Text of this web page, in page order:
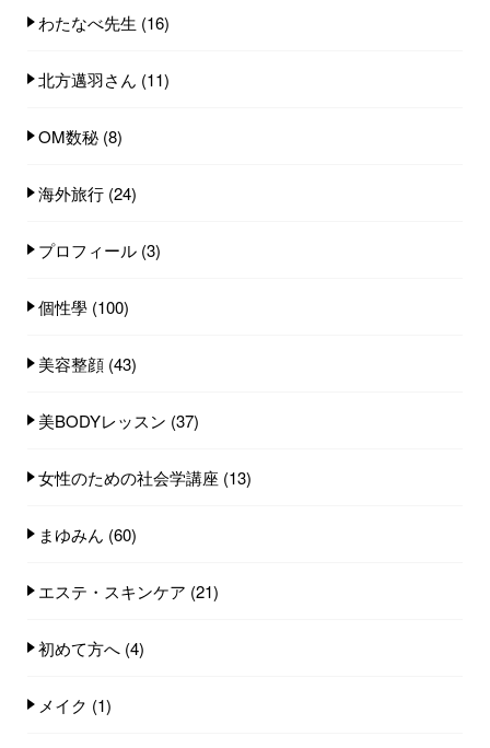
わたなべ先生 (16)
北方邁羽さん (11)
OM数秘 (8)
海外旅行 (24)
プロフィール (3)
個性學 (100)
美容整顔 (43)
美BODYレッスン (37)
女性のための社会学講座 (13)
まゆみん (60)
エステ・スキンケア (21)
初めて方へ (4)
メイク (1)